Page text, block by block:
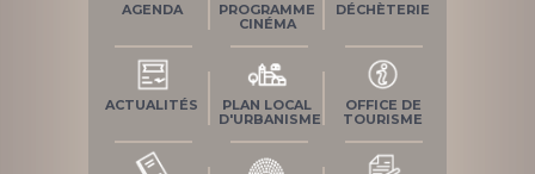
AGENDA
PROGRAMME
CINÉMA
DÉCHÈTERIE
ACTUALITÉS
PLAN LOCAL
D'URBANISME
OFFICE DE
TOURISME